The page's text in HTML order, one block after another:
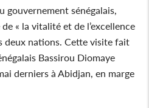
gouvernement sénégalais,
« la vitalité et de l’excellence
deux nations. Cette visite fait
Bassirou Diomaye
derniers à Abidjan, en marge